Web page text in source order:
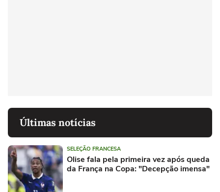
Últimas notícias
SELEÇÃO FRANCESA
Olise fala pela primeira vez após queda
da França na Copa: "Decepção imensa"